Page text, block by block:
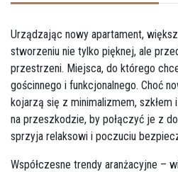
Urządzając nowy apartament,
stworzeniu nie tylko pięknej, ale
przestrzeni. Miejsca, do którego
gościnnego i funkcjonalnego. Choć
kojarzą się z minimalizmem, szkłem
na przeszkodzie, by połączyć je z
sprzyja relaksowi i poczuciu
Współczesne trendy aranżacyjne –